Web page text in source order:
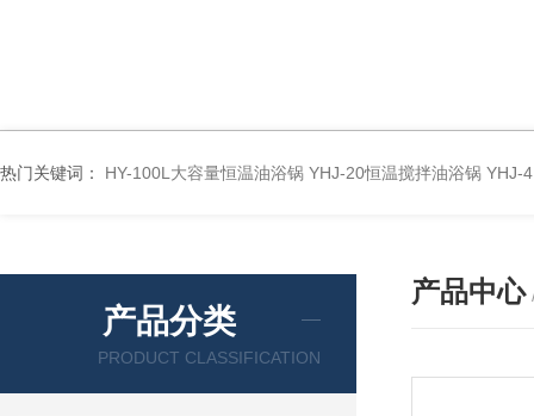
热门关键词： HY-100L大容量恒温油浴锅 YHJ-20恒温搅拌油浴锅 YHJ-
产品分类
PRODUCT CLASSIFICATION
产品中心